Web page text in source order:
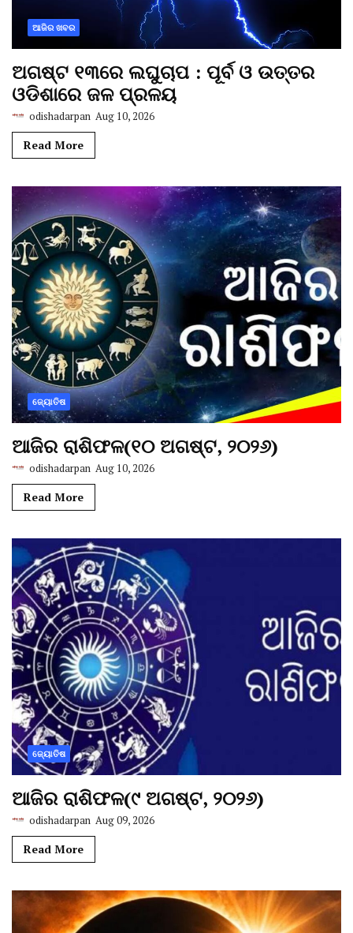
ଆଜିର ଖବର
ଅଗଷ୍ଟ ୧୩ରେ ଲଘୁଚାପ : ପୂର୍ବ ଓ ଉତ୍ତର
ଓଡିଶାରେ ଜଳ ପ୍ରଳୟ
odishadarpan Aug 10, 2026
Read More
ଜ୍ୟୋତିଷ
ଆଜିର ରାଶିଫଳ(୧୦ ଅଗଷ୍ଟ, ୨୦୨୬)
odishadarpan Aug 10, 2026
Read More
ଜ୍ୟୋତିଷ
ଆଜିର ରାଶିଫଳ(୯ ଅଗଷ୍ଟ, ୨୦୨୬)
odishadarpan Aug 09, 2026
Read More